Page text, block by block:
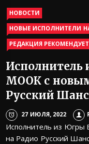
НОВОСТИ
НОВЫЕ ИСПОЛНИТЕЛИ
РЕДАКЦИЯ РЕКОМЕНДУЕТ
Исполнитель
МООК с
Русский
27 ИЮЛЯ, 2022
Исполнитель из Югры
на Радио Русский